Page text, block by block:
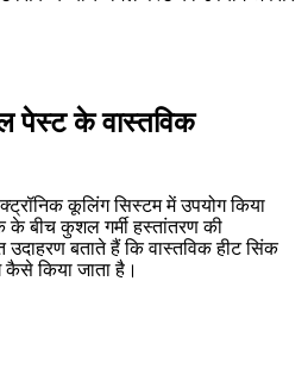
पेस्ट के वास्तविक
कूलिंग सिस्टम में उपयोग किया
के बीच कुशल गर्मी हस्तांतरण की
बताते हैं कि वास्तविक हीट सिंक
कैसे किया जाता है।